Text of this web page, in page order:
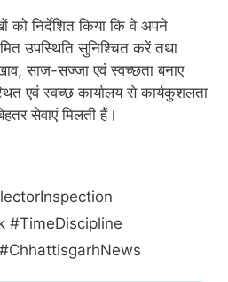
को निर्देशित किया कि वे अपने
उपस्थिति सुनिश्चित करें तथा
साज-सज्जा एवं स्वच्छता बनाए
एवं स्वच्छ कार्यालय से कार्यकुशलता
सेवाएं मिलती हैं।
#TimeDiscipline